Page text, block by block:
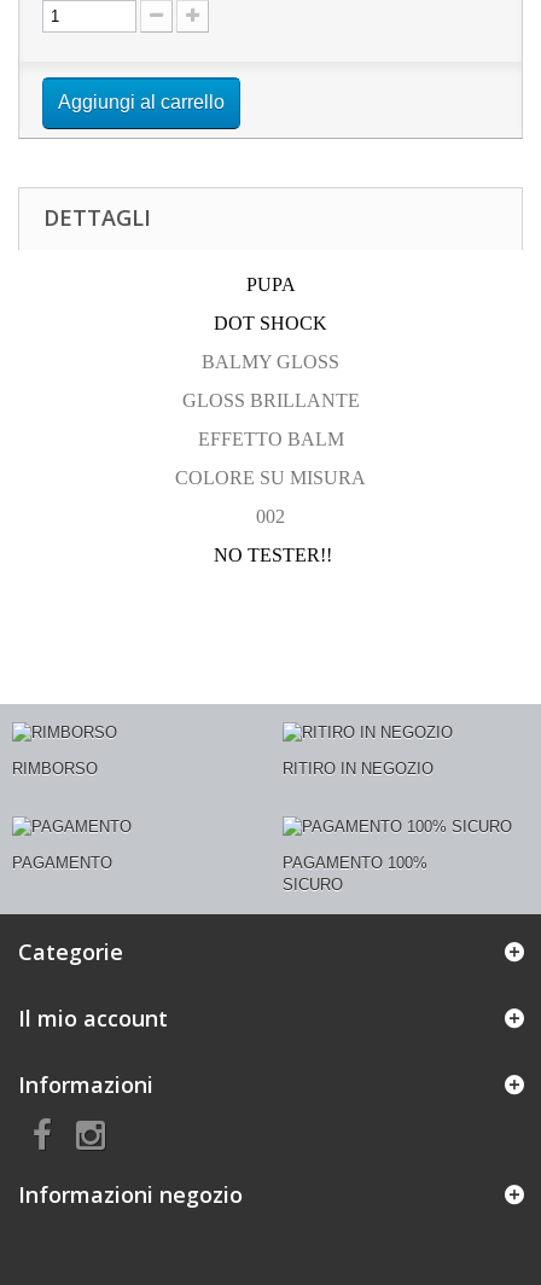
Aggiungi al carrello
DETTAGLI
PUPA
DOT SHOCK
BALMY GLOSS
GLOSS BRILLANTE
EFFETTO BALM
COLORE SU MISURA
002
NO TESTER!!
RIMBORSO RITIRO IN NEGOZIO
PAGAMENTO
PAGAMENTO 100%
SICURO
Categorie
Il mio account
Informazioni
Informazioni negozio